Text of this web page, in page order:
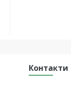
Контакти